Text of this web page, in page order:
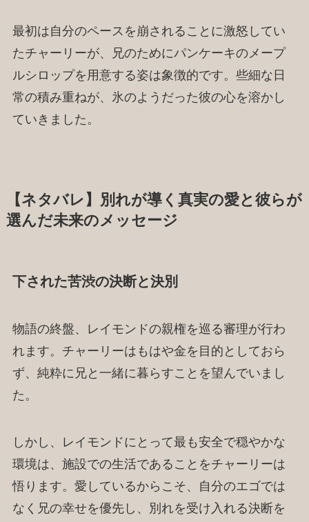
最初は自分のペースを崩されることに激怒してい
たチャーリーが、兄のためにパンケーキのメープ
ルシロップを用意する姿は象徴的です。些細な日
常の積み重ねが、氷のようだった彼の心を溶かし
ていきました。
【ネタバレ】別れが導く真実の愛と彼らが
選んだ未来のメッセージ
下された苦渋の決断と決別
物語の終盤、レイモンドの親権を巡る審理が行わ
れます。チャーリーはもはや金を目的としておら
ず、純粋に兄と一緒に暮らすことを望んでいまし
た。
しかし、レイモンドにとって最も安全で穏やかな
環境は、施設での生活であることをチャーリーは
悟ります。愛しているからこそ、自分のエゴでは
なく兄の幸せを優先し、別れを受け入れる決断を